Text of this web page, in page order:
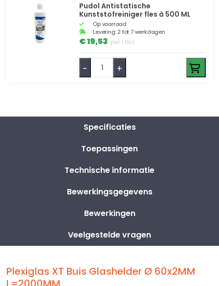
Pudol Antistatische
Kunststofreiniger fles à 500 ML
Op voorraad
Levering: 2 tot 7 werkdagen
€ 19,53 per 1 fles
- +
Specificaties
Toepassingen
Technische informatie
Bewerkingsgegevens
Bewerkingen
Veelgestelde vragen
Plexiglas XT Buis Glashelder Ø 60x2MM